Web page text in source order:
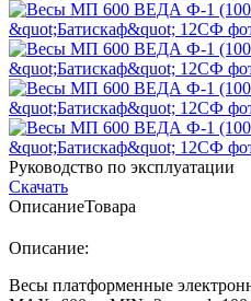
Руководство по эксплуатации
Скачать
ОписаниеТовара
Описание:
Весы платформенные